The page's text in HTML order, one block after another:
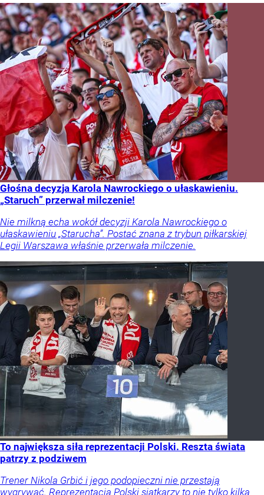
Głośna decyzja Karola Nawrockiego o ułaskawieniu.
„Staruch” przerwał milczenie!
Nie milkną echa wokół decyzji Karola Nawrockiego o
ułaskawieniu „Starucha”. Postać znana z trybun piłkarskiej
Legii Warszawa właśnie przerwała milczenie.
To największa siła reprezentacji Polski. Reszta świata
patrzy z podziwem
Trener Nikola Grbić i jego podopieczni nie przestają
wygrywać. Reprezentacja Polski siatkarzy to nie tylko kilka